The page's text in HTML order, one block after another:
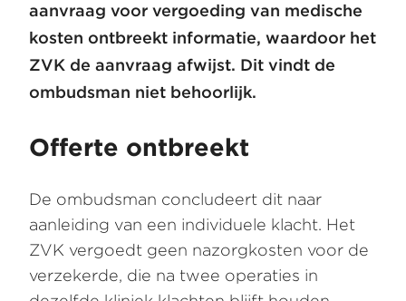
aanvraag voor vergoeding van medische
kosten ontbreekt informatie, waardoor het
ZVK de aanvraag afwijst. Dit vindt de
ombudsman niet behoorlijk.
Offerte ontbreekt
De ombudsman concludeert dit naar
aanleiding van een individuele klacht. Het
ZVK vergoedt geen nazorgkosten voor de
verzekerde, die na twee operaties in